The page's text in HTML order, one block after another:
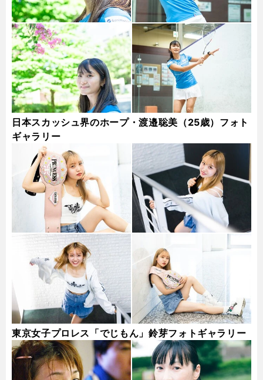
日本スカッシュ界のホープ・渡邉聡美（25歳）フォト
ギャラリー
東京女子プロレス「でじもん」鈴芽フォトギャラリー